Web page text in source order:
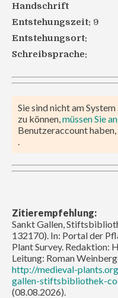
Handschrift
Entstehungszeit: 9
Entstehungsort:
Schreibsprache:
Sie sind nicht am
zu können,müssen Sie
Benutzeraccount haben,
.
Zitierempfehlung:
Sankt Gallen,
132170). In: Portal der
Plant Survey. Redaktion:
Leitung: Roman
http://medieval-
gallen-stiftsbibliothek-
(08.08.2026).